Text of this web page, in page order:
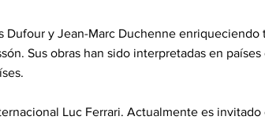
Dufour y Jean-Marc Duchenne enriqueciendo
Sus obras han sido interpretadas en
Luc Ferrari. Actualmente es